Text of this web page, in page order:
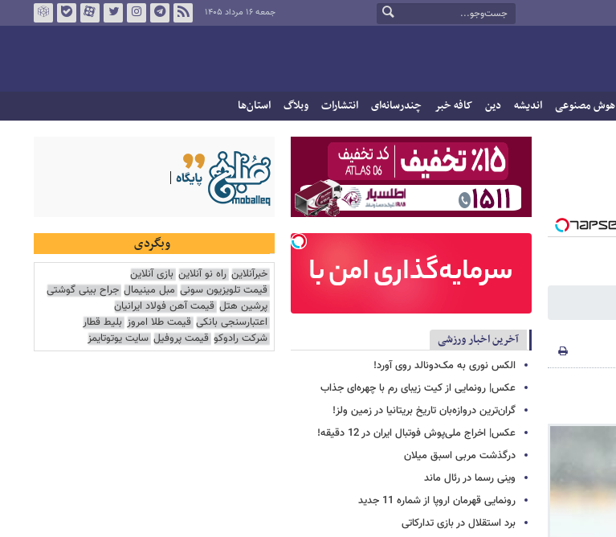
جمعه ۱۶ مرداد ۱۴۰۵
هوش مصنوعی اندیشه دین کافه خبر چندرسانه‌ای انتشارات وبلاگ استان‌ها
آخرین اخبار ورزشی
الکس نوری به مک‌دونالد روی آورد!
عکس| رونمایی از کیت زیبای رم با چهره‌ای جذاب
گران‌ترین دروازه‌بان تاریخ بریتانیا در زمین ولز!
عکس| اخراج ملی‌پوش فوتبال ایران در 12 دقیقه!
درگذشت مربی اسبق میلان
وینی رسما در رئال ماند
رونمایی قهرمان اروپا از شماره 11 جدید
برد استقلال در بازی تدارکاتی
وبگردی
خبرآنلاین راه نو آنلاین بازی آنلاین
قیمت تلویزیون سونی مبل مینیمال جراح بینی گوشتی
پرشین هتل قیمت آهن فولاد ایرانیان
اعتبارسنجی بانکی قیمت طلا امروز بلیط قطار
شرکت رادوکو قیمت پروفیل سایت یوتوتایمز